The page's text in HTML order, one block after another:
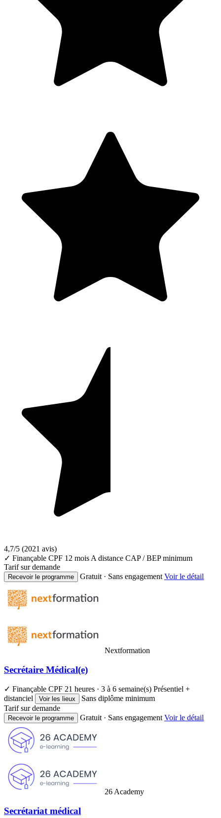
4,7/5 (2021 avis)
✓ Finançable CPF 12 mois A distance CAP / BEP minimum
Tarif sur demande
Recevoir le programme Gratuit · Sans engagement Voir le détail
Nextformation
Secrétaire Médical(e)
✓ Finançable CPF 21 heures · 3 à 6 semaine(s) Présentiel +
distanciel
Voir les lieux
Sans diplôme minimum
Tarif sur demande
Recevoir le programme Gratuit · Sans engagement Voir le détail
26 Academy
Secrétariat médical